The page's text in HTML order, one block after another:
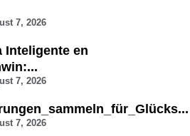
7, 2026
Inteligente en
7, 2026
7, 2026